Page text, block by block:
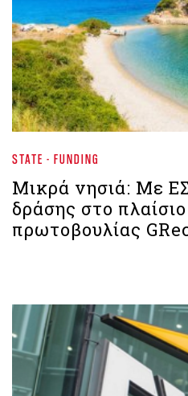
STATE - FUNDING
Μικρά νησιά: Με
δράσης στο
πρωτοβουλίας